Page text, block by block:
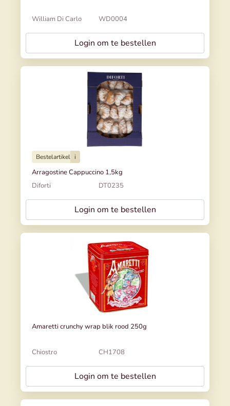
William Di Carlo WD0004
Login om te bestellen
Bestelartikel i
Arragostine Cappuccino 1,5kg
Diforti
DT0235
Login om te bestellen
Amaretti crunchy wrap blik rood 250g
Chiostro CH1708
Login om te bestellen